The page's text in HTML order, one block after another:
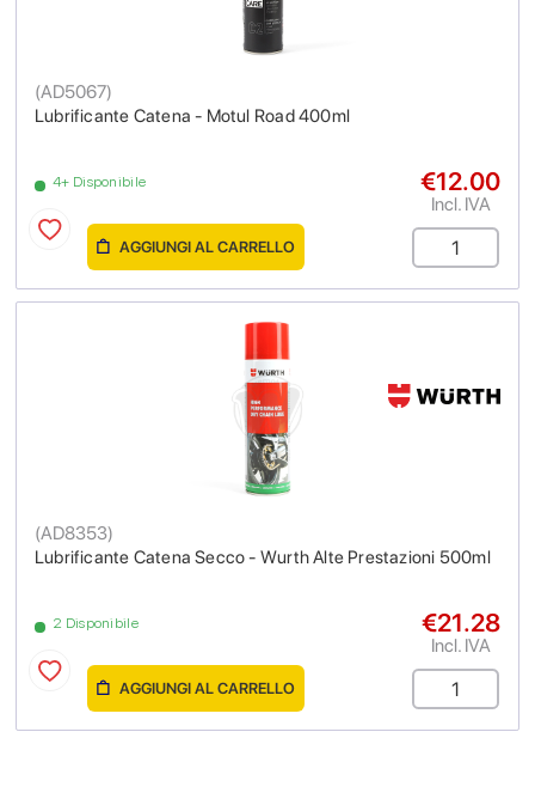
Lubrificante Catena - Motul Road 400ml
(AD5067)
4+ Disponibile €12.00
Incl. IVA
AGGIUNGI AL CARRELLO
Lubrificante Catena Secco - Wurth Alte Prestazioni 500ml
(AD8353)
2 Disponibile €21.28
Incl. IVA
AGGIUNGI AL CARRELLO